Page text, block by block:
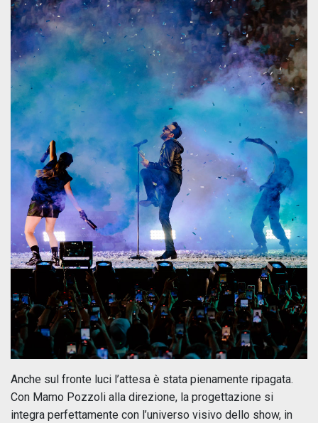
Anche sul fronte luci l’attesa è stata pienamente ripagata.
Con Mamo Pozzoli alla direzione, la progettazione si
integra perfettamente con l’universo visivo dello show, in